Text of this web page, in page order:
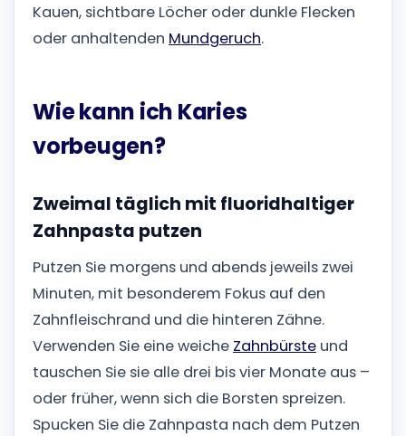
Kauen, sichtbare Löcher oder dunkle Flecken
oder anhaltenden Mundgeruch.
Wie kann ich Karies
vorbeugen?
Zweimal täglich mit fluoridhaltiger
Zahnpasta putzen
Putzen Sie morgens und abends jeweils zwei
Minuten, mit besonderem Fokus auf den
Zahnfleischrand und die hinteren Zähne.
Verwenden Sie eine weiche Zahnbürste und
tauschen Sie sie alle drei bis vier Monate aus –
oder früher, wenn sich die Borsten spreizen.
Spucken Sie die Zahnpasta nach dem Putzen